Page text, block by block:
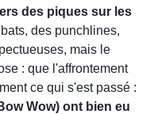
des piques sur les
des punchlines,
mais le
: que l'affrontement
ce qui s'est passé :
Wow) ont bien eu